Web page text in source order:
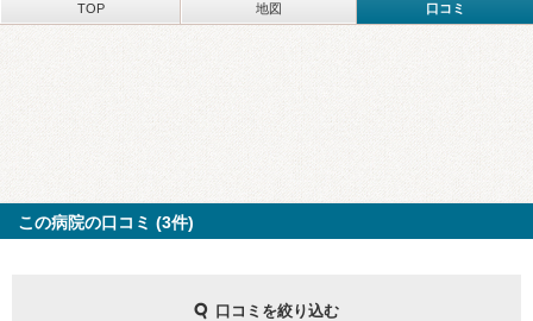
TOP 地図 口コミ
この病院の口コミ (3件)
口コミを絞り込む